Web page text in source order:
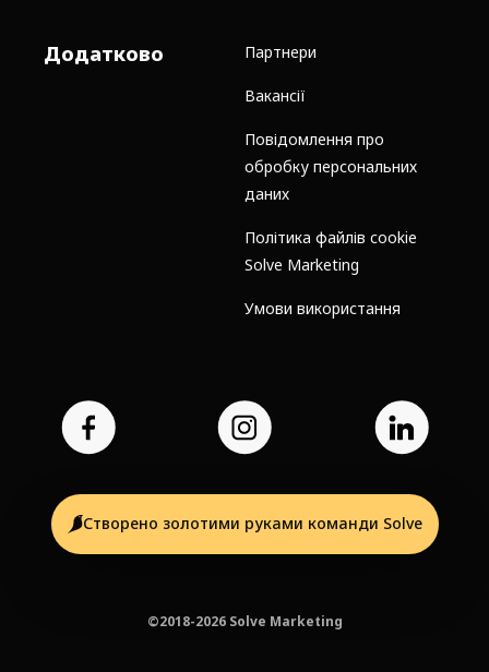
Додатково Партнери
Вакансії
Повідомлення про
обробку персональних
даних
Політика файлів cookie
Solve Marketing
Умови використання
Створено золотими руками команди Solve
©2018-2026 Solve Marketing